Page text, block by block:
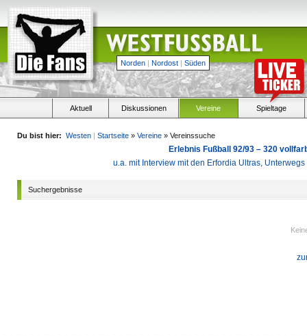
Norden | Nordost | Süden
Aktuell Diskussionen Vereine Spieltage
Du bist hier: Westen | Startseite » Vereine » Vereinssuche
Erlebnis Fußball 92/93 – 320
u.a. mit Interview mit den Erfordia Ultras,
Suchergebnisse